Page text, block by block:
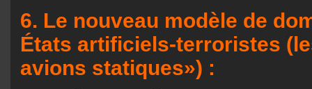
6. Le nouveau modèle de
États artificiels-terroristes
avions statiques») :